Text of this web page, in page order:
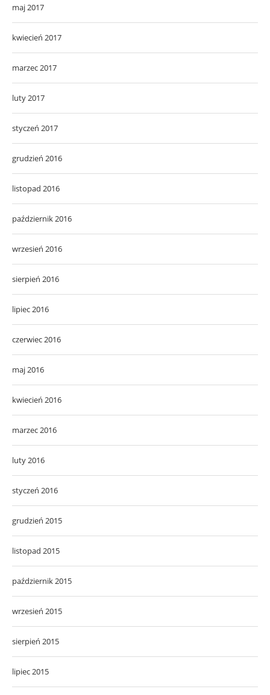
maj 2017
kwiecień 2017
marzec 2017
luty 2017
styczeń 2017
grudzień 2016
listopad 2016
październik 2016
wrzesień 2016
sierpień 2016
lipiec 2016
czerwiec 2016
maj 2016
kwiecień 2016
marzec 2016
luty 2016
styczeń 2016
grudzień 2015
listopad 2015
październik 2015
wrzesień 2015
sierpień 2015
lipiec 2015